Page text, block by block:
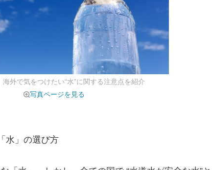
外で気をつけたい“水”に関する注意点を紹介
写真ページを見る
水」の選び方